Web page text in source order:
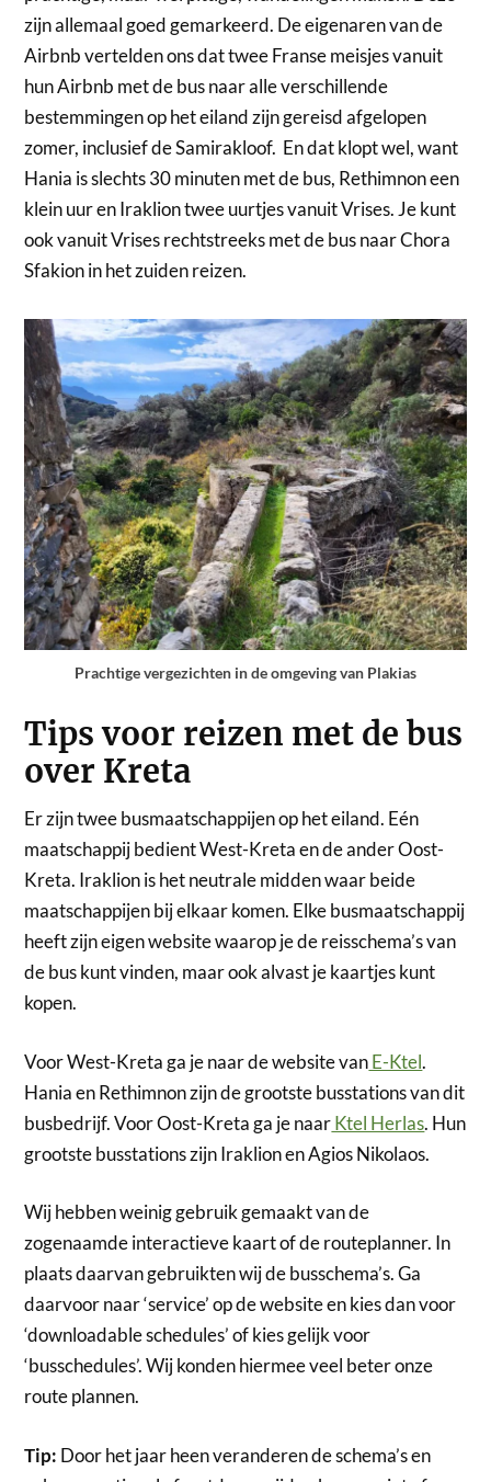
zijn allemaal goed gemarkeerd. De eigenaren van de
Airbnb vertelden ons dat twee Franse meisjes vanuit
hun Airbnb met de bus naar alle verschillende
bestemmingen op het eiland zijn gereisd afgelopen
zomer, inclusief de Samirakloof. En dat klopt wel, want
Hania is slechts 30 minuten met de bus, Rethimnon een
klein uur en Iraklion twee uurtjes vanuit Vrises. Je kunt
ook vanuit Vrises rechtstreeks met de bus naar Chora
Sfakion in het zuiden reizen.
Prachtige vergezichten in de omgeving van Plakias
Tips voor reizen met de bus
over Kreta
Er zijn twee busmaatschappijen op het eiland. Eén
maatschappij bedient West-Kreta en de ander Oost-
Kreta. Iraklion is het neutrale midden waar beide
maatschappijen bij elkaar komen. Elke busmaatschappij
heeft zijn eigen website waarop je de reisschema’s van
de bus kunt vinden, maar ook alvast je kaartjes kunt
kopen.
Voor West-Kreta ga je naar de website vanE-Ktel.
Hania en Rethimnon zijn de grootste busstations van dit
busbedrijf. Voor Oost-Kreta ga je naarKtel Herlas. Hun
grootste busstations zijn Iraklion en Agios Nikolaos.
Wij hebben weinig gebruik gemaakt van de
zogenaamde interactieve kaart of de routeplanner. In
plaats daarvan gebruikten wij de busschema’s. Ga
daarvoor naar ‘service’ op de website en kies dan voor
‘downloadable schedules’ of kies gelijk voor
‘busschedules’. Wij konden hiermee veel beter onze
route plannen.
Tip: Door het jaar heen veranderen de schema’s en